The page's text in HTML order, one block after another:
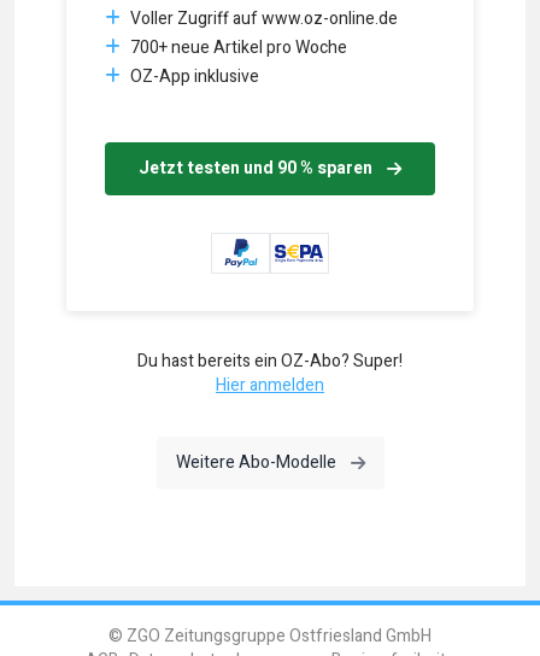
Voller Zugriff auf www.oz-online.de
700+ neue Artikel pro Woche
OZ-App inklusive
Jetzt testen und 90 % sparen
Du hast bereits ein OZ-Abo? Super!
Hier anmelden
Weitere Abo-Modelle
© ZGO Zeitungsgruppe Ostfriesland GmbH